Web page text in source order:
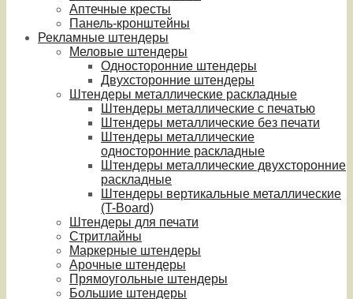
Аптечные кресты
Панель-кронштейны
Рекламные штендеры
Меловые штендеры
Односторонние штендеры
Двухсторонние штендеры
Штендеры металлические раскладные
Штендеры металлические с печатью
Штендеры металлические без печати
Штендеры металлические
односторонние раскладные
Штендеры металлические двухсторонние
раскладные
Штендеры вертикальные металлические
(T-Board)
Штендеры для печати
Стритлайны
Маркерные штендеры
Арочные штендеры
Прямоугольные штендеры
Большие штендеры